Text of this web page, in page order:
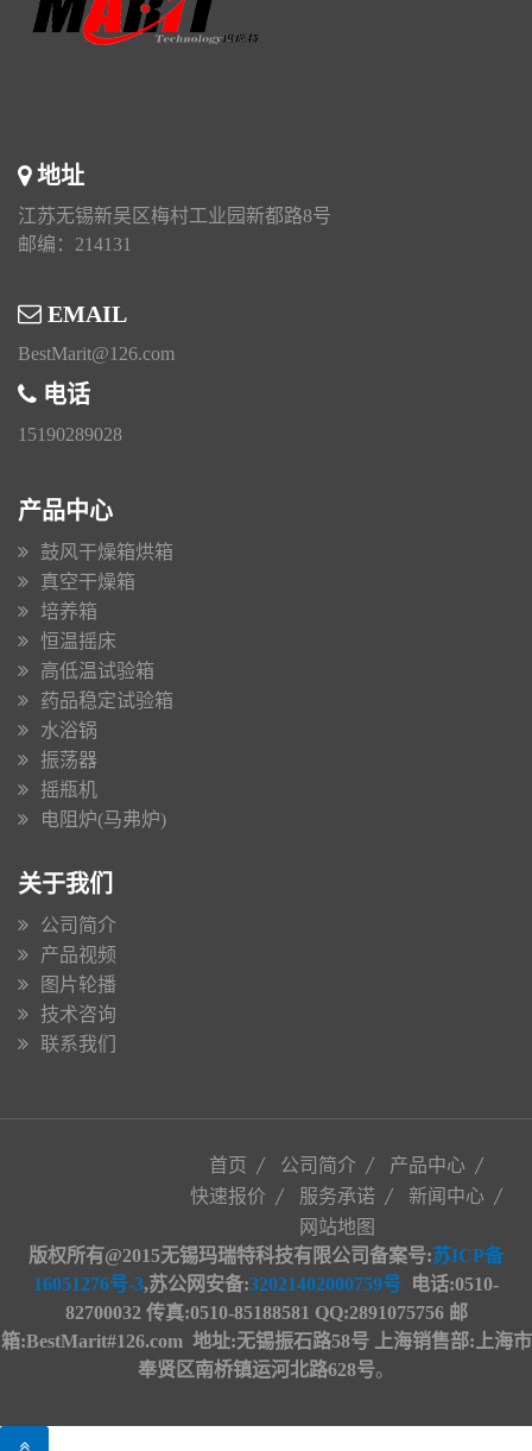
地址
江苏无锡新吴区梅村工业园新都路8号
邮编：214131
EMAIL
BestMarit@126.com
电话
15190289028
产品中心
鼓风干燥箱烘箱
真空干燥箱
培养箱
恒温摇床
高低温试验箱
药品稳定试验箱
水浴锅
振荡器
摇瓶机
电阻炉(马弗炉)
关于我们
公司简介
产品视频
图片轮播
技术咨询
联系我们
首页 公司简介
产品中心
快速报价
服务承诺
新闻中心
网站地图
版权所有@2015无锡玛瑞特科技有限公司备案号:苏ICP备
16051276号-3,苏公网安备:32021402000759号 电话:0510-
82700032 传真:0510-85188581 QQ:2891075756 邮
箱:BestMarit#126.com 地址:无锡振石路58号 上海销售部:上海市
奉贤区南桥镇运河北路628号。